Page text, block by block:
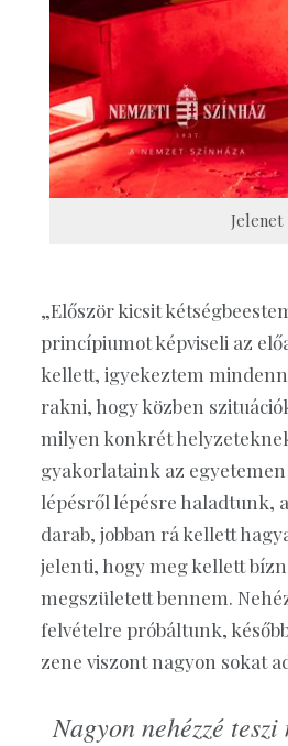
„Először kicsit
princípiumot képviseli az
kellett, igyekeztem
rakni, hogy közben
milyen konkrét
gyakorlataink az
lépésről lépésre haladtunk,
darab, jobban rá kellett
jelenti, hogy meg kellett
megszületett bennem.
felvételre próbáltunk,
zene viszont nagyon sokat
Nagyon nehézzé